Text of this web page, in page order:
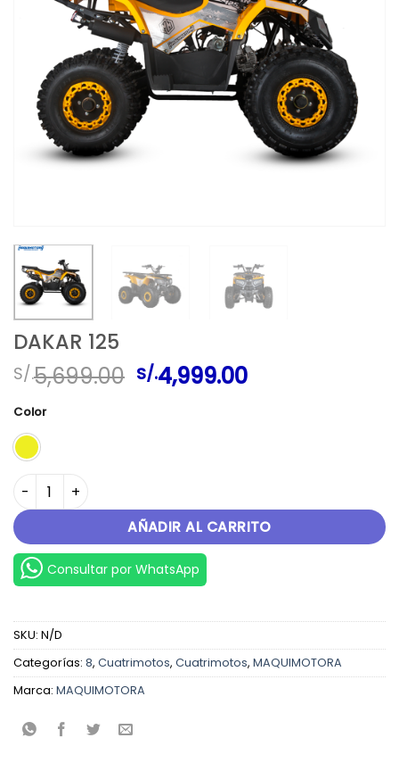
DAKAR 125
S/.5,699.00 El
precio
S/.4,999.00El
Color
DAKAR 125 cantidad
AÑADIR AL CARRITO
Consultar por WhatsApp
SKU: N/D
Categorías: 8, Cuatrimotos, Cuatrimotos, MAQUIMOTORA
Marca: MAQUIMOTORA